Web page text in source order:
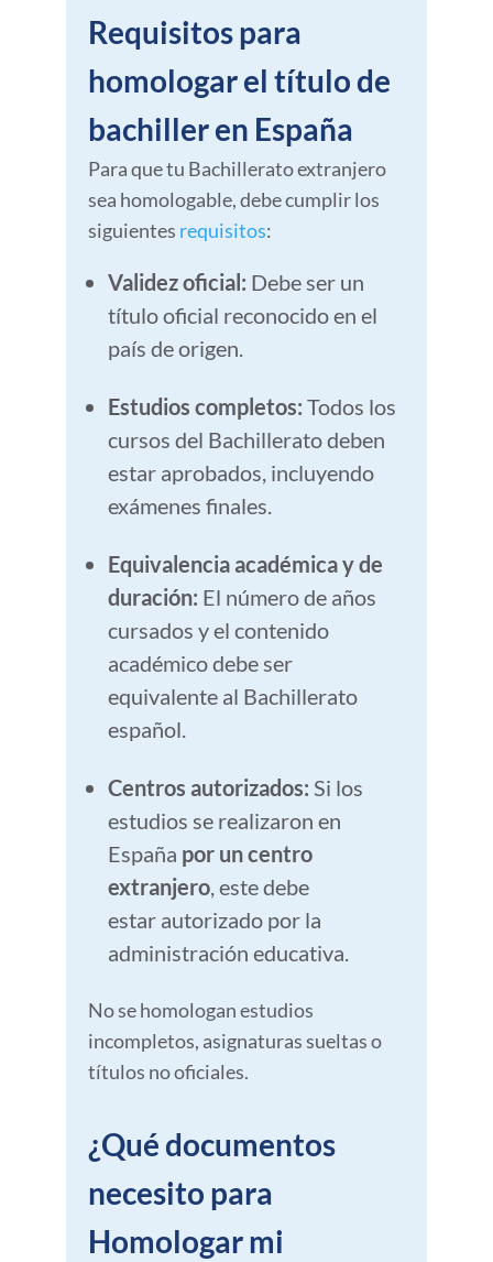
Requisitos para
homologar el título de
bachiller en España
Para que tu Bachillerato extranjero
sea homologable, debe cumplir los
siguientes requisitos:
Validez oficial: Debe ser un
título oficial reconocido en el
país de origen.
Estudios completos: Todos los
cursos del Bachillerato deben
estar aprobados, incluyendo
exámenes finales.
Equivalencia académica y de
duración: El número de años
cursados y el contenido
académico debe ser
equivalente al Bachillerato
español.
Centros autorizados: Si los
estudios se realizaron en
España por un centro
extranjero, este debe
estar autorizado por la
administración educativa.
No se homologan estudios
incompletos, asignaturas sueltas o
títulos no oficiales.
¿Qué documentos
necesito para
Homologar mi